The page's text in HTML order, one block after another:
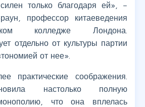
только благодаря ей», –
профессор китаеведения
колледже Лондона.
отдельно от культуры партии
от нее».
практические соображения.
настолько полную
что она вплелась